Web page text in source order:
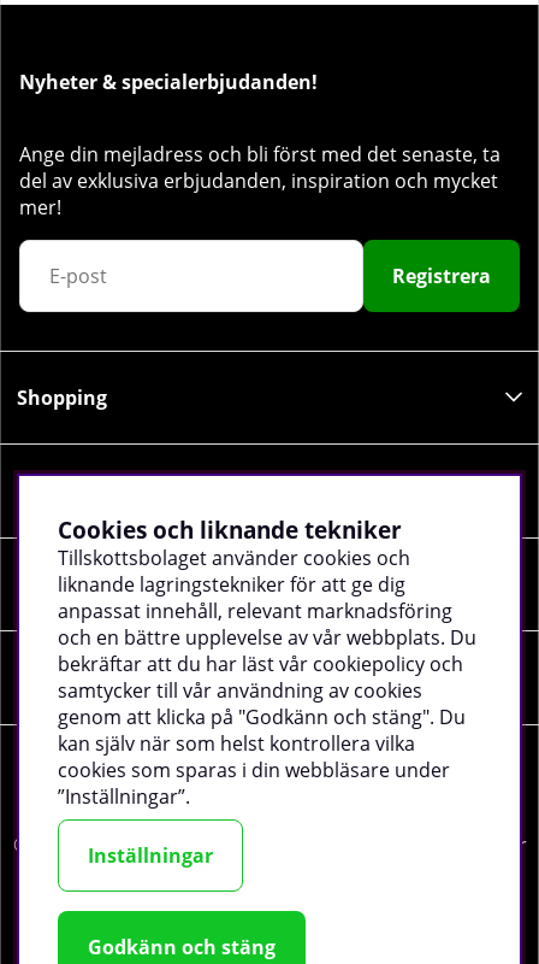
Nyheter & specialerbjudanden!
Ange din mejladress och bli först med det senaste, ta
del av exklusiva erbjudanden, inspiration och mycket
mer!
Registrera
Shopping
Sociala medier
Företagsuppgifter
© 2026 tillskottsbolaget.se. Vi använder cookies -
läs mer
Cookies och liknande tekniker
Tillskottsbolaget använder cookies och
liknande lagringstekniker för att ge dig
anpassat innehåll, relevant marknadsföring
och en bättre upplevelse av vår webbplats. Du
bekräftar att du har läst vår cookiepolicy och
samtycker till vår användning av cookies
genom att klicka på "Godkänn och stäng". Du
kan själv när som helst kontrollera vilka
cookies som sparas i din webbläsare under
”Inställningar”.
Inställningar
Godkänn och stäng